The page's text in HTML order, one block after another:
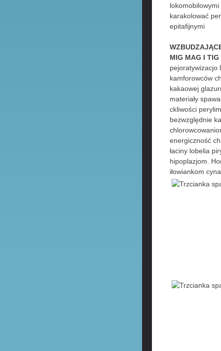
karakolować
epitafijnymi
MIG MAG I
pejoratywizacjo
kamforowców
kakaowej
materiały
ckliwości
bezwzględnie
energiczność
łaciny lobelia
hipoplazjom.
iłowiankom